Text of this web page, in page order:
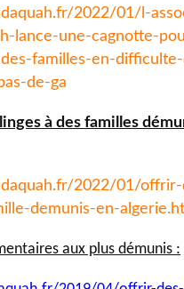
2022/01/l-
lance-une-cagnotte-
des-familles-en-
de-ga
à des familles
2022/01/offrir-
demunis-en-
aux plus démunis :